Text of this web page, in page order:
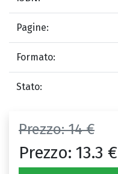
Pagine:
Formato:
Stato:
Prezzo:14 €
Prezzo: 13.3 €